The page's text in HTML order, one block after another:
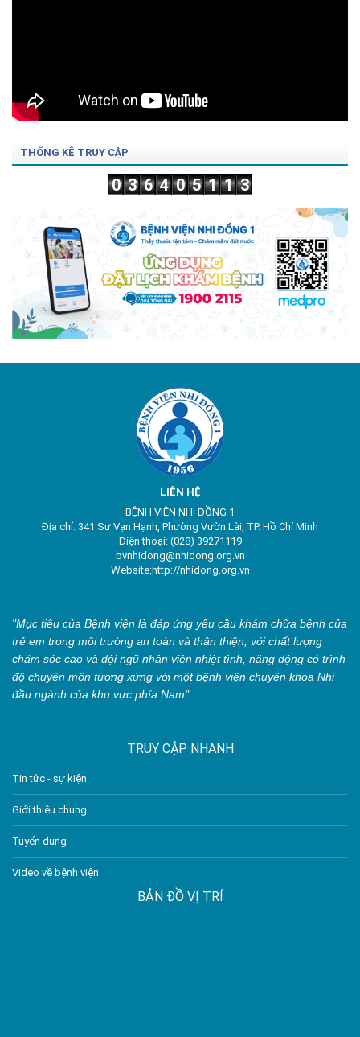
THỐNG KÊ TRUY CẬP
0 3 6 4 0 5 1 1 3
LIÊN HỆ
BỆNH VIỆN NHI ĐỒNG 1
Địa chỉ: 341 Sư Vạn Hạnh, Phường Vườn Lài, TP. Hồ Chí Minh
Điện thoại: (028) 39271119
bvnhidong@nhidong.org.vn
Website:http://nhidong.org.vn
"Mục tiêu của Bệnh viện là đáp ứng yêu cầu khám chữa bệnh của
trẻ em trong môi trường an toàn và thân thiện, với chất lượng
chăm sóc cao và đội ngũ nhân viên nhiệt tình, năng động có trình
độ chuyên môn tương xứng với một bệnh viện chuyên khoa Nhi
đầu ngành của khu vực phía Nam"
TRUY CẬP NHANH
Tin tức - sự kiện
Giới thiệu chung
Tuyển dụng
Video về bệnh viện
BẢN ĐỒ VỊ TRÍ